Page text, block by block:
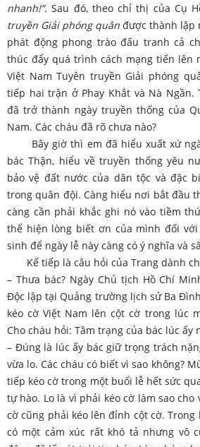
nhanh!”. Sau đó, theo chỉ thị của Cụ
truyền Giải phóng quân được thành lập
phát động phong trào đấu tranh cả
thúc đẩy quá trình cách mạng tiến lên
Việt Nam Tuyên truyền Giải phóng
tiếp hai trận ở Phay Khắt và Nà Ngần.
đã trở thành ngày truyền thống của
Nam. Các cháu đã rõ chưa nào?
Bây giờ thì em đã hiểu xuất xứ
bác Thận, hiểu về truyền thống yêu
bảo vệ đất nước của dân tộc và đặc
trong quân đội. Càng hiểu nơi bắt đầu
càng cần phải khắc ghi nó vào tiềm
thể hiện lòng biết ơn của mình đối
sinh để ngày lễ này càng có ý nghĩa và
Kế tiếp là câu hỏi của Trang dành
– Thưa bác? Ngày Chủ tịch Hồ Chí
Độc lập tại Quảng trường lịch sử Ba
kéo cờ Việt Nam lên cột cờ trong lúc
Cho cháu hỏi: Tâm trạng của bác lúc ấy
– Đúng là lúc ấy bác giữ trọng trách
vừa lo. Các cháu có biết vì sao không?
tiếp kéo cờ trong một buổi lễ hết sức
tự hào. Lo là vì phải kéo cờ làm sao cho
cờ cũng phải kéo lên đỉnh cột cờ. Trong
có một cảm xúc rất khó tả nhưng vô